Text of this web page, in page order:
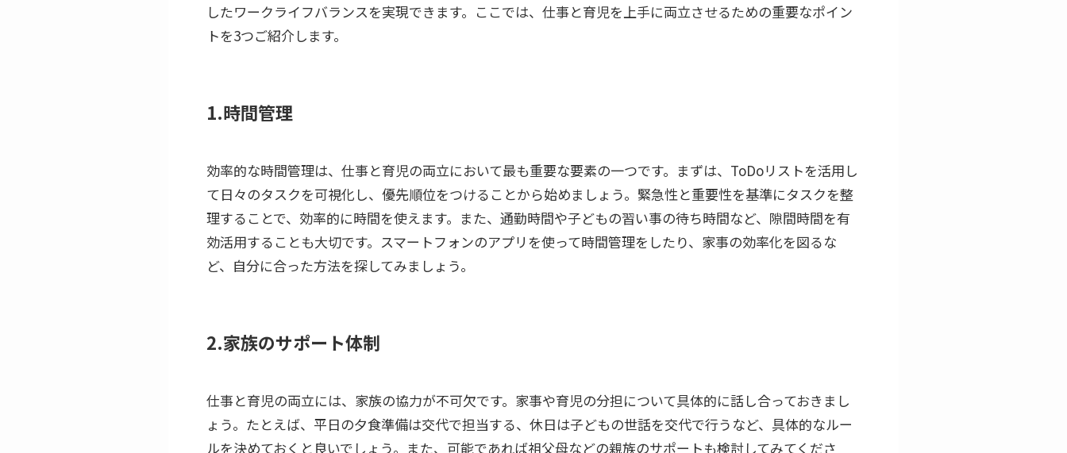
したワークライフバランスを実現できます。ここでは、仕事と育児を上手に両立させるための重要なポイン
トを3つご紹介します。
1.時間管理
効率的な時間管理は、仕事と育児の両立において最も重要な要素の一つです。まずは、ToDoリストを活用し
て日々のタスクを可視化し、優先順位をつけることから始めましょう。緊急性と重要性を基準にタスクを整
理することで、効率的に時間を使えます。また、通勤時間や子どもの習い事の待ち時間など、隙間時間を有
効活用することも大切です。スマートフォンのアプリを使って時間管理をしたり、家事の効率化を図るな
ど、自分に合った方法を探してみましょう。
2.家族のサポート体制
仕事と育児の両立には、家族の協力が不可欠です。家事や育児の分担について具体的に話し合っておきまし
ょう。たとえば、平日の夕食準備は交代で担当する、休日は子どもの世話を交代で行うなど、具体的なルー
ルを決めておくと良いでしょう。また、可能であれば祖父母などの親族のサポートも検討してみてくださ